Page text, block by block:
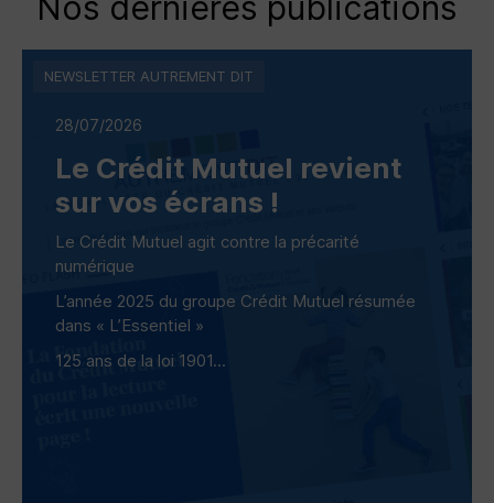
Nos dernières publications
28/07/2026
Le Crédit Mutuel revient
sur vos écrans !
Le Crédit Mutuel agit contre la précarité
numérique
L’année 2025 du groupe Crédit Mutuel résumée
dans « L’Essentiel »
125 ans de la loi 1901...
NEWSLETTER AUTREMENT DIT